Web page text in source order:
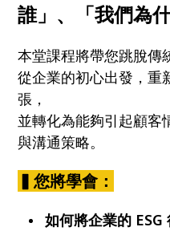
誰」、「我們為
本堂課程將帶您跳脫傳
從企業的初心出發，重
張，
並轉化為能夠引起顧客
與溝通策略。
▍您將學會：
如何將企業的 ESG